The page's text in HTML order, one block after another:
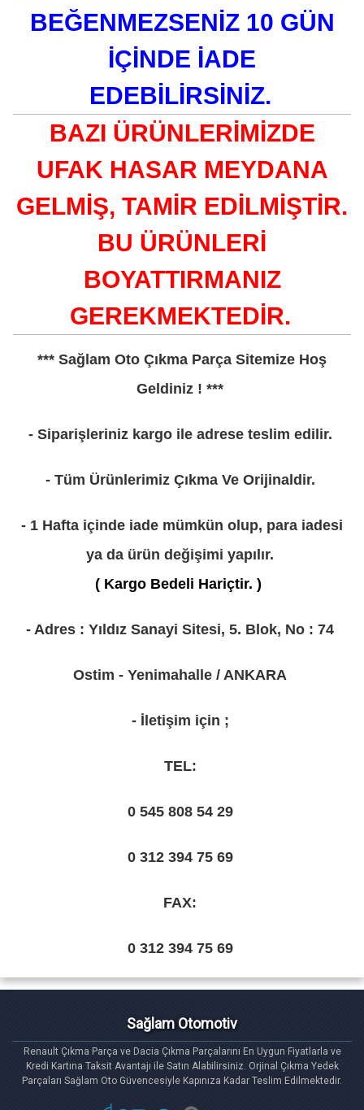
BEĞENMEZSENİZ 10 GÜN
İÇİNDE İADE
EDEBİLİRSİNİZ.
BAZI ÜRÜNLERİMİZDE
UFAK HASAR MEYDANA
GELMİŞ, TAMİR EDİLMİŞTİR.
BU ÜRÜNLERİ
BOYATTIRMANIZ
GEREKMEKTEDİR.
*** Sağlam Oto Çıkma Parça Sitemize Hoş
Geldiniz ! ***
- Siparişleriniz kargo ile adrese teslim edilir.
- Tüm Ürünlerimiz Çıkma Ve Orijinaldir.
- 1 Hafta içinde iade mümkün olup, para iadesi
ya da ürün değişimi yapılır.
( Kargo Bedeli Hariçtir. )
- Adres : Yıldız Sanayi Sitesi, 5. Blok, No : 74
Ostim - Yenimahalle / ANKARA
- İletişim için ;
TEL:
0 545 808 54 29
0 312 394 75 69
FAX:
0 312 394 75 69
Sağlam Otomotiv
Renault Çıkma Parça ve Dacia Çıkma Parçalarını En Uygun Fiyatlarla ve
Kredi Kartına Taksit Avantajı ile Satın Alabilirsiniz. Orjinal Çıkma Yedek
Parçaları Sağlam Oto Güvencesiyle Kapınıza Kadar Teslim Edilmektedir.